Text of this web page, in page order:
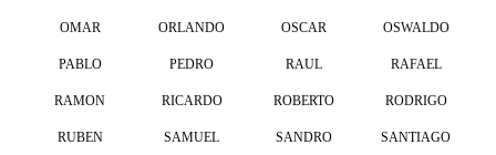
OMAR ORLANDO OSCAR OSWALDO
PABLO PEDRO RAUL RAFAEL
RAMON RICARDO ROBERTO RODRIGO
RUBEN SAMUEL SANDRO SANTIAGO